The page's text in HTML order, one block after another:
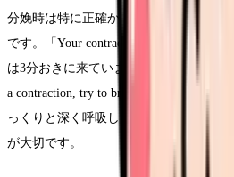
分娩時は特に正確かつ迅速なコミュニ
です。「Your contractions are coming
は3分おきに来ています）と陣痛の状況
a contraction, try to breathe slowly and
っくりと深く呼吸してみてください）
が大切です。